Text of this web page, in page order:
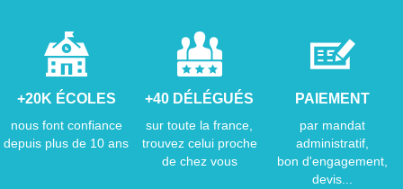
+20K ÉCOLES
nous font confiance
depuis plus de 10 ans
+40 DÉLÉGUÉS
sur toute la france,
trouvez celui proche
de chez vous
PAIEMENT
par mandat
administratif,
bon d'engagement,
devis...